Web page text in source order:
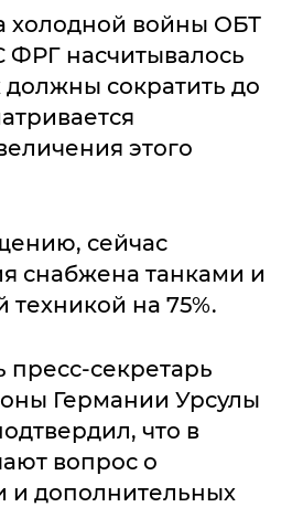
холодной войны ОБТ
ФРГ насчитывалось
должны сократить до
этого
сейчас
снабжена танками и
техникой на 75%.
пресс-секретарь
Германии Урсулы
что в
вопрос о
и дополнительных